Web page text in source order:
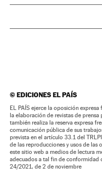
©EDICIONES EL PAÍS
EL PAÍS ejerce la oposición
la elaboración de revistas de
también realiza la reserva expresa
comunicación pública de sus
prevista en el artículo 33.1 del
de las reproducciones y usos de las
este sitio web a medios de lectura
adecuados a tal fin de conformidad
24/2021, de 2 de noviembre